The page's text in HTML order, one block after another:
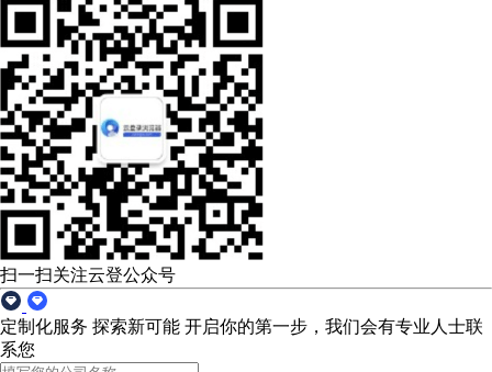
扫一扫关注云登公众号
定制化服务 探索新可能 开启你的第一步，我们会有专业人士联
系您